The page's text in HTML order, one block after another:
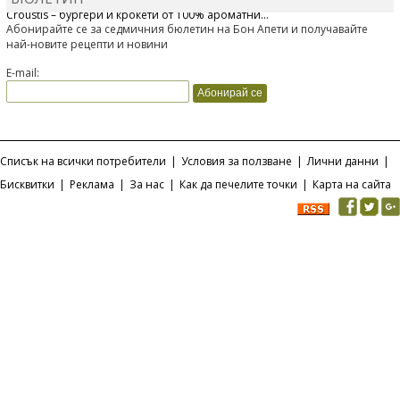
Croustis – бургери и крокети от 100% ароматни...
Абонирайте се за седмичния бюлетин на Бон Апети и получавайте
най-новите рецепти и новини
E-mail:
Списък на всички потребители | Условия за ползване | Лични данни |
Бисквитки | Реклама | За нас | Как да печелите точки | Карта на сайта